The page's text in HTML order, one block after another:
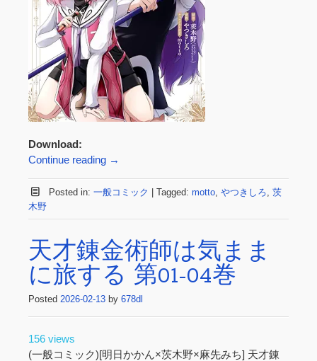
Download:
Continue reading →
Posted in: 一般コミック Tagged: motto, やつきしろ 茨
木野
天才錬金術師は気まま
に旅する 第01-04巻
Posted 2026-02-13 by 678dl
156 views
(一般コミック)[明日かかん×茨木野×麻先みち] 天才錬